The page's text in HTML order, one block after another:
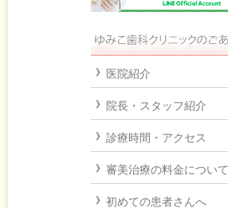
医院紹介
院長・スタッフ紹介
診療時間・アクセス
審美治療の料金について
初めての患者さんへ